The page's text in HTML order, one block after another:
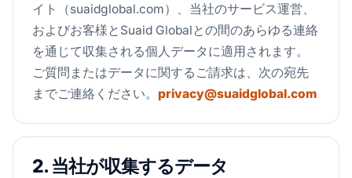
イト（suaidglobal.com）、当社のサービス運営、
およびお客様とSuaid Globalとの間のあらゆる連絡
を通じて収集される個人データに適用されます。
ご質問またはデータに関するご請求は、次の宛先
までご連絡ください。 privacy@suaidglobal.com
2. 当社が収集するデータ